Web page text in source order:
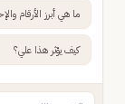
ما هي أبرز الأرقام
كيف يؤثر هذا علي؟